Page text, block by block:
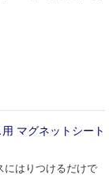
マグネットシート
にはりつけるだけで